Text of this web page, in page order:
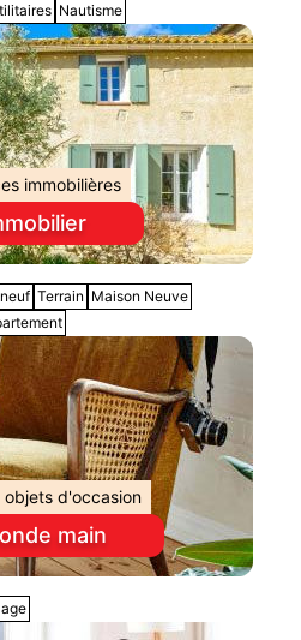
Nautisme
immobilières
Terrain Maison Neuve
main
objets d'occasion